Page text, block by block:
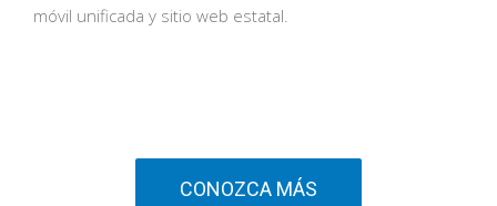
móvil unificada y sitio web estatal.
CONOZCA MÁS